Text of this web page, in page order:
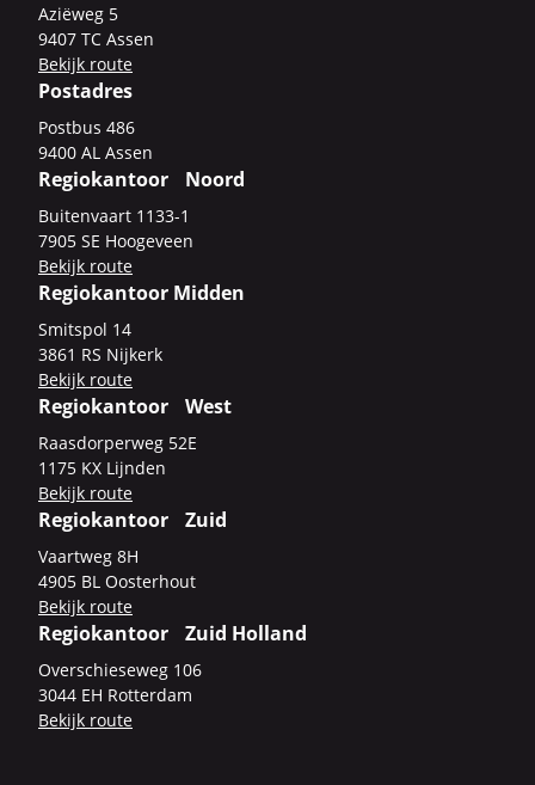
Azi­ë­weg 5
9407 TC Assen
Be­kijk route
Postadres
Post­bus 486
9400 AL Assen
Regiokantoor Noord
Bui­ten­vaart 1133-​1
7905 SE Hoo­ge­veen
Be­kijk route
Regiokantoor Midden
Smits­pol 14
3861 RS Nij­kerk
Be­kijk route
Regiokantoor West
Raas­dor­per­weg 52E
1175 KX Lijn­den
Be­kijk route
Regiokantoor Zuid
Vaart­weg 8H
4905 BL Oos­ter­hout
Be­kijk route
Regiokantoor Zuid Holland
Over­schie­se­weg 106
3044 EH Rot­ter­dam
Be­kijk route